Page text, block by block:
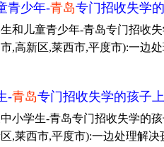
青少年-青岛专门招收失学
和儿童青少年-青岛专门招收
,高新区,莱西市,平度市):一
-青岛专门招收失学的孩子
小学生-青岛专门招收失学的
,莱西市,平度市):一边处理解